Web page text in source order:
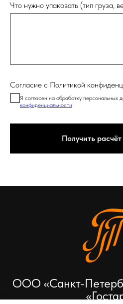
Что нужно упаковать (тип груза,
Согласие с Политикой
Я согласен на обработку персональных
конфиденциальности
Получить
ООО «Санкт-